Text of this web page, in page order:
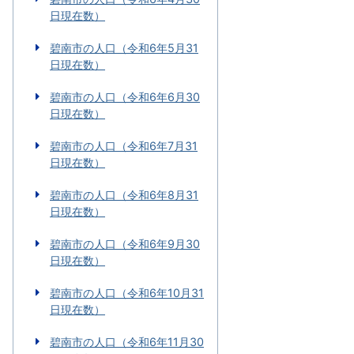
日現在数）
碧南市の人口（令和6年5月31
日現在数）
碧南市の人口（令和6年6月30
日現在数）
碧南市の人口（令和6年7月31
日現在数）
碧南市の人口（令和6年8月31
日現在数）
碧南市の人口（令和6年9月30
日現在数）
碧南市の人口（令和6年10月31
日現在数）
碧南市の人口（令和6年11月30